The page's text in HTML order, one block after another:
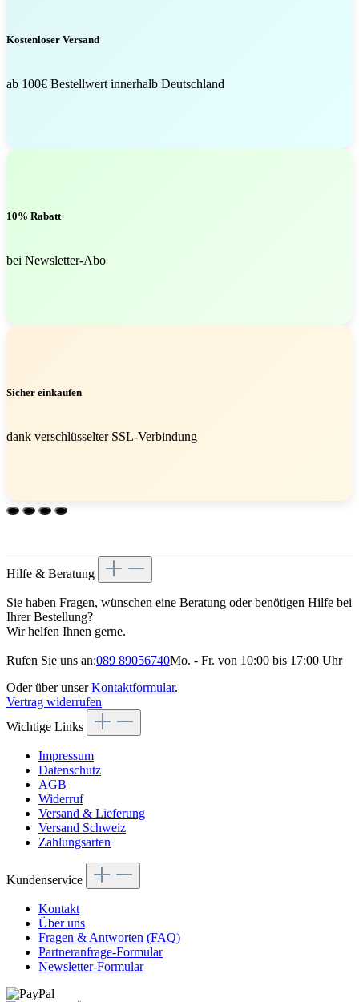
Kostenloser Versand
ab 100€ Bestellwert innerhalb Deutschland
10% Rabatt
bei Newsletter-Abo
Sicher einkaufen
dank verschlüsselter SSL-Verbindung
Hilfe & Beratung
Sie haben Fragen, wünschen eine Beratung oder benötigen Hilfe bei
Ihrer Bestellung?
Wir helfen Ihnen gerne.
Rufen Sie uns an:089 89056740Mo. - Fr. von 10:00 bis 17:00 Uhr
Oder über unserKontaktformular.
Vertrag widerrufen
Wichtige Links
Impressum
Datenschutz
AGB
Widerruf
Versand & Lieferung
Versand Schweiz
Zahlungsarten
Kundenservice
Kontakt
Über uns
Fragen & Antworten (FAQ)
Partneranfrage-Formular
Newsletter-Formular